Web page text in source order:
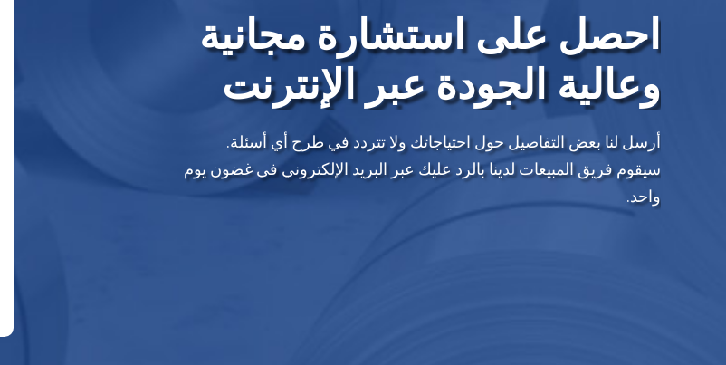
احصل على استشارة مجانية
وعالية الجودة عبر الإنترنت
أرسل لنا بعض التفاصيل حول احتياجاتك ولا تتردد في طرح أي أسئلة.
سيقوم فريق المبيعات لدينا بالرد عليك عبر البريد الإلكتروني في غضون يوم
واحد.